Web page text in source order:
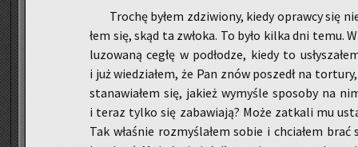
Tro­chę byłem zdzi­wio­ny, kiedy opraw­cy się
łem się, skąd ta zwło­ka. To było kilka dni temu.
lu­zo­wa­ną cegłę w pod­ło­dze, kiedy to
i już wie­dzia­łem, że Pan znów po­szedł na
sta­na­wia­łem się, ja­kież wy­my­śle spo­so­by na
i teraz tylko się za­ba­wia­ją? Może za­tka­li mu
Tak wła­śnie roz­my­śla­łem sobie i chcia­łem brać